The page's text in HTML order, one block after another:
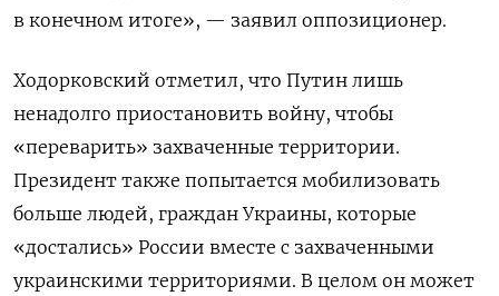
в конечном итоге», — заявил оппозиционер.
Ходорковский отметил, что Путин лишь
ненадолго приостановить войну, чтобы
«переварить» захваченные территории.
Президент также попытается мобилизовать
больше людей, граждан Украины, которые
«достались» России вместе с захваченными
украинскими территориями. В целом он может